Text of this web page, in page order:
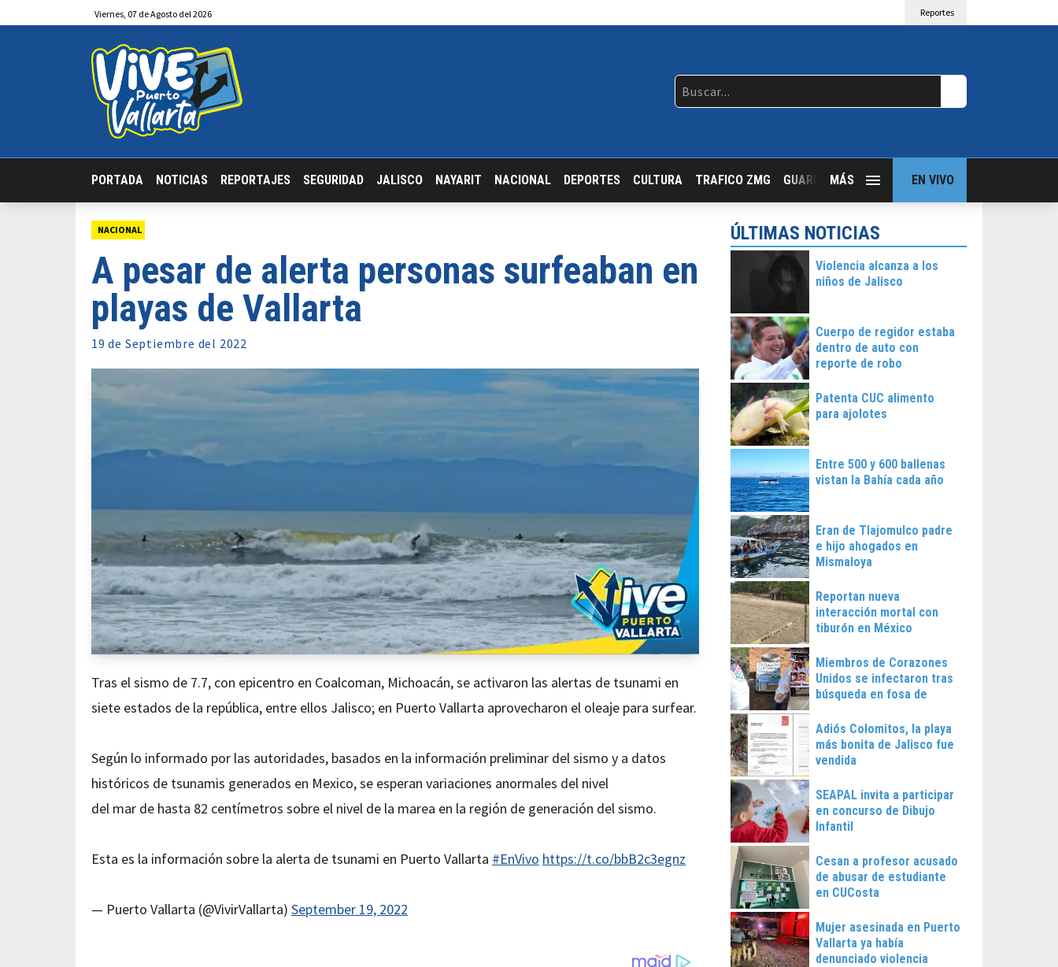
Viernes, 07 deAgosto del 2026 Reportes
PORTADA NOTICIAS REPORTAJES SEGURIDAD JALISCO NAYARIT NACIONAL DEPORTES CULTURA TRAFICO ZMG GUARDIA NOCTURNA GUADALAJARA FOLLOW
MÁS EN VIVO
NACIONAL
A pesar de alerta personas surfeaban en
playas de Vallarta
19 de Septiembre del 2022
Tras el sismo de 7.7, con epicentro en Coalcoman, Michoacán, se activaron las alertas de tsunami en
siete estados de la república, entre ellos Jalisco; en Puerto Vallarta aprovecharon el oleaje para surfear.
Según lo informado por las autoridades, basados en la información preliminar del sismo y a datos
históricos de tsunamis generados en Mexico, se esperan variaciones anormales del nivel
del mar de hasta 82 centímetros sobre el nivel de la marea en la región de generación del sismo.
Esta es la información sobre la alerta de tsunami en Puerto Vallarta #EnVivo https://t.co/bbB2c3egnz
— Puerto Vallarta (@VivirVallarta) September 19, 2022
ÚLTIMAS NOTICIAS
Violencia alcanza a los
niños de Jalisco
Cuerpo de regidor estaba
dentro de auto con
reporte de robo
Patenta CUC alimento
para ajolotes
Entre 500 y 600 ballenas
vistan la Bahía cada año
Eran de Tlajomulco padre
e hijo ahogados en
Mismaloya
Reportan nueva
interacción mortal con
tiburón en México
Miembros de Corazones
Unidos se infectaron tras
búsqueda en fosa de
Adiós Colomitos, la playa
más bonita de Jalisco fue
vendida
SEAPAL invita a participar
en concurso de Dibujo
Infantil
Cesan a profesor acusado
de abusar de estudiante
en CUCosta
Mujer asesinada en Puerto
Vallarta ya había
denunciado violencia